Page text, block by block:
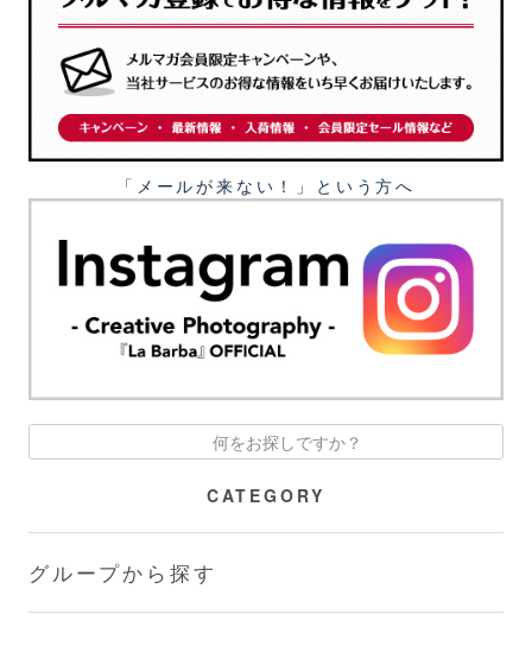
「メールが来ない！」という⽅へ
CATEGORY
グループから探す